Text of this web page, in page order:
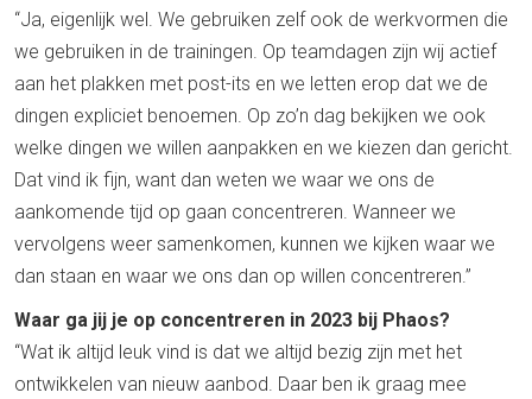
“Ja, eigenlijk wel. We gebruiken zelf ook de werkvormen die
we gebruiken in de trainingen. Op teamdagen zijn wij actief
aan het plakken met post-its en we letten erop dat we de
dingen expliciet benoemen. Op zo’n dag bekijken we ook
welke dingen we willen aanpakken en we kiezen dan gericht.
Dat vind ik fijn, want dan weten we waar we ons de
aankomende tijd op gaan concentreren. Wanneer we
vervolgens weer samenkomen, kunnen we kijken waar we
dan staan en waar we ons dan op willen concentreren.”
Waar ga jij je op concentreren in 2023 bij Phaos?
“Wat ik altijd leuk vind is dat we altijd bezig zijn met het
ontwikkelen van nieuw aanbod. Daar ben ik graag mee